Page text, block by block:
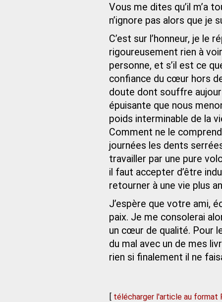
Vous me dites qu’il m’a
n’ignore pas alors que je
C’est sur l’honneur, je le
rigoureusement rien à
personne, et s’il est ce
confiance du cœur hors
doute dont souffre
épuisante que nous
poids interminable de la
Comment ne le
journées les dents
travailler par une pure
il faut accepter d’être
retourner à une vie plus
J’espère que votre ami,
paix. Je me consolerai
un cœur de qualité. Pour
du mal avec un de mes
rien si finalement il ne
[ télécharger l'article au format